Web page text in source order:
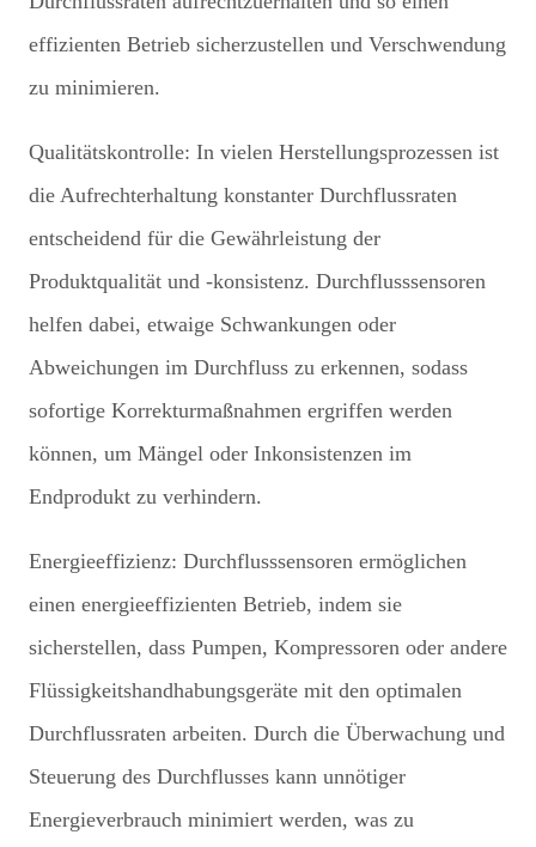
effizienten Betrieb sicherzustellen und Verschwendung
zu minimieren.
Qualitätskontrolle: In vielen Herstellungsprozessen ist
die Aufrechterhaltung konstanter Durchflussraten
entscheidend für die Gewährleistung der
Produktqualität und -konsistenz. Durchflusssensoren
helfen dabei, etwaige Schwankungen oder
Abweichungen im Durchfluss zu erkennen, sodass
sofortige Korrekturmaßnahmen ergriffen werden
können, um Mängel oder Inkonsistenzen im
Endprodukt zu verhindern.
Energieeffizienz: Durchflusssensoren ermöglichen
einen energieeffizienten Betrieb, indem sie
sicherstellen, dass Pumpen, Kompressoren oder andere
Flüssigkeitshandhabungsgeräte mit den optimalen
Durchflussraten arbeiten. Durch die Überwachung und
Steuerung des Durchflusses kann unnötiger
Energieverbrauch minimiert werden, was zu